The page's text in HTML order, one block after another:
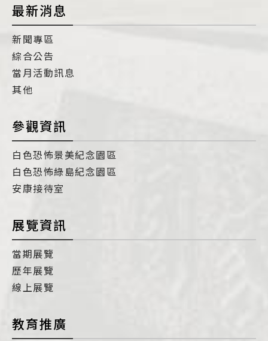
最新消息
新聞專區
綜合公告
當月活動訊息
其他
參觀資訊
白色恐怖景美紀念園區
白色恐怖綠島紀念園區
安康接待室
展覽資訊
當期展覽
歷年展覽
線上展覽
教育推廣